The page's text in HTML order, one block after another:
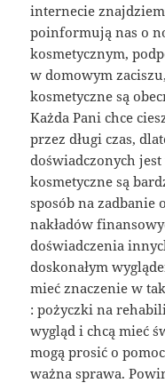
internecie
poinformują nas o
kosmetycznym,
w domowym
kosmetyczne są
Każda Pani chce
przez długi czas,
doświadczonych
kosmetyczne są
sposób na zadbanie
nakładów
doświadczenia
doskonałym
mieć znaczenie w
: pożyczki na
wygląd i chcą mieć
mogą prosić o
ważna sprawa.